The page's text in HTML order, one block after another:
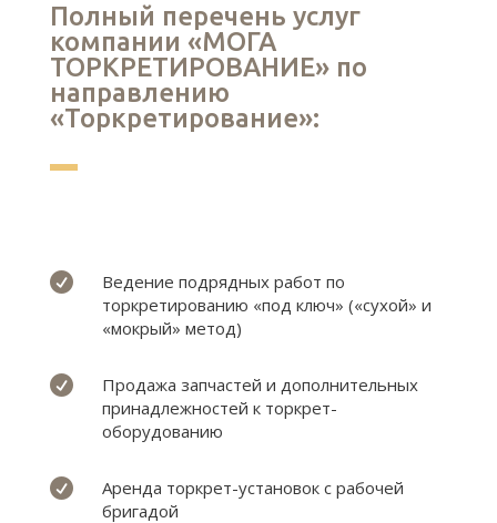
Полный перечень услуг
компании «МОГА
ТОРКРЕТИРОВАНИЕ» по
направлению
«Торкретирование»:

Ведение подрядных работ по
торкретированию «под ключ» («сухой» и
«мокрый» метод)

Продажа запчастей и дополнительных
принадлежностей к торкрет-
оборудованию

Аренда торкрет-установок с рабочей
бригадой